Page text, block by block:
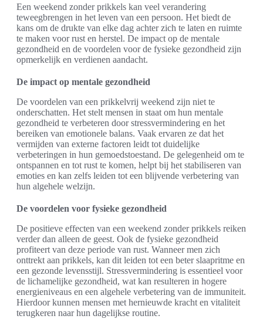
Een weekend zonder prikkels kan veel verandering
teweegbrengen in het leven van een persoon. Het biedt de
kans om de drukte van elke dag achter zich te laten en ruimte
te maken voor rust en herstel. De impact op de mentale
gezondheid en de voordelen voor de fysieke gezondheid zijn
opmerkelijk en verdienen aandacht.
De impact op mentale gezondheid
De voordelen van een prikkelvrij weekend zijn niet te
onderschatten. Het stelt mensen in staat om hun mentale
gezondheid te verbeteren door stressvermindering en het
bereiken van emotionele balans. Vaak ervaren ze dat het
vermijden van externe factoren leidt tot duidelijke
verbeteringen in hun gemoedstoestand. De gelegenheid om te
ontspannen en tot rust te komen, helpt bij het stabiliseren van
emoties en kan zelfs leiden tot een blijvende verbetering van
hun algehele welzijn.
De voordelen voor fysieke gezondheid
De positieve effecten van een weekend zonder prikkels reiken
verder dan alleen de geest. Ook de fysieke gezondheid
profiteert van deze periode van rust. Wanneer men zich
onttrekt aan prikkels, kan dit leiden tot een beter slaapritme en
een gezonde levensstijl. Stressvermindering is essentieel voor
de lichamelijke gezondheid, wat kan resulteren in hogere
energieniveaus en een algehele verbetering van de immuniteit.
Hierdoor kunnen mensen met hernieuwde kracht en vitaliteit
terugkeren naar hun dagelijkse routine.